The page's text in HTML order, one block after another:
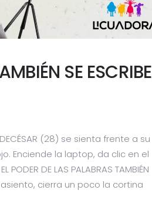
SE ESCRIBE
(28) se sienta frente a su
Enciende la laptop, da clic en el
DE LAS PALABRAS TAMBIÉN
asiento, cierra un poco la cortina